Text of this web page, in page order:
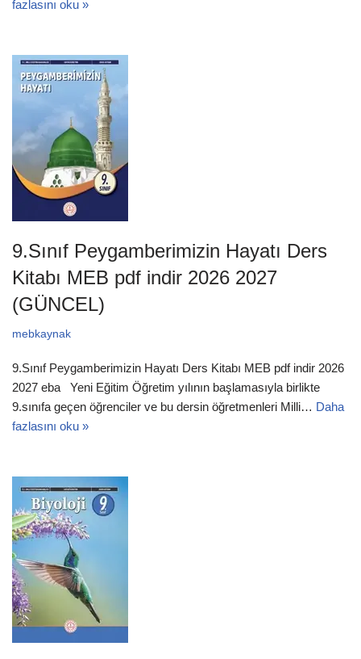
fazlasını oku »
9.Sınıf Peygamberimizin Hayatı Ders
Kitabı MEB pdf indir 2026 2027
(GÜNCEL)
mebkaynak
9.Sınıf Peygamberimizin Hayatı Ders Kitabı MEB pdf indir 2026
2027 eba Yeni Eğitim Öğretim yılının başlamasıyla birlikte
9.sınıfa geçen öğrenciler ve bu dersin öğretmenleri Milli… Daha
fazlasını oku »